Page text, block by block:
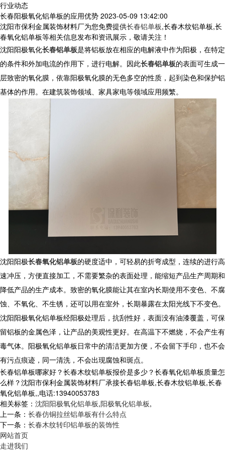
行业动态
长春阳极氧化铝单板的应用优势 2023-05-09 13:42:00
沈阳市保利金属装饰材料厂为您免费提供长春铝单板,长春木纹铝单板,长
春氧化铝单板等相关信息发布和资讯展示，敬请关注！
沈阳阳极氧化长春铝单板是将铝板放在相应的电解液中作为阳极，在特定
的条件和外加电流的作用下，进行电解。因此长春铝单板的表面可生成一
层致密的氧化膜，依靠阳极氧化膜的无色多空的性质，起到染色和保护铝
基体的作用。在建筑装饰领域、家具家电等领域应用频繁。
沈阳阳极长春氧化铝单板的硬度适中，可轻易的折弯成型，连续的进行高
速冲压，方便直接加工，不需要繁杂的表面处理，能缩短产品生产周期和
降低产品的生产成本。致密的氧化膜能让其在室内长期使用不变色、不腐
蚀、不氧化、不生锈，还可以用在室外，长期暴露在太阳光线下不变色。
沈阳阳极氧化铝单板经阳极处理后，抗刮性好，表面没有油漆覆盖，可保
留铝板的金属色泽，让产品的美观性更好。在高温下不燃烧，不会产生有
毒气体。阳极氧化铝单板日常中的清洁更加方便，不会留下手印，也不会
有污点痕迹，同一清洗，不会出现腐蚀和斑点。
长春铝单板哪家好？长春木纹铝单板报价是多少？长春氧化铝单板质量怎
么样？沈阳市保利金属装饰材料厂承接长春铝单板,长春木纹铝单板,长春
氧化铝单板,,电话:13940053783
相关标签： 沈阳阳极氧化铝单板,阳极氧化铝单板,
上一条： 长春仿铜拉丝铝单板有什么特点
下一条： 长春木纹转印铝单板的装饰性
网站首页
走进我们